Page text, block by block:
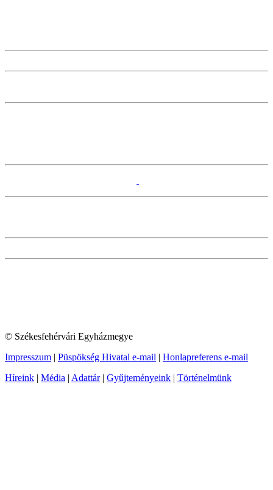
© Székesfehérvári Egyházmegye
Impresszum | Püspökség Hivatal e-mail | Honlapreferens e-mail
Híreink | Média | Adattár| Gyűjteményeink | Történelmünk